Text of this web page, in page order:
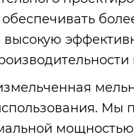
высокую
Мы
мощностью